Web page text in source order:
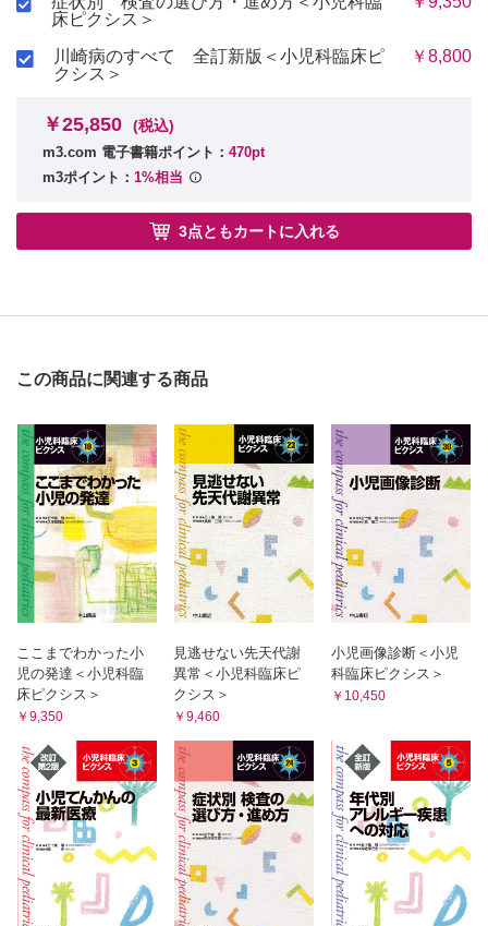
床ピクシス＞
川崎病のすべて 全訂新版＜小児科臨床ピ
クシス＞
￥8,800
￥25,850 (税込)
m3.com 電子書籍ポイント： 470pt
m3ポイント： 1%相当
3点ともカートに入れる
この商品に関連する商品
ここまでわかった小
児の発達＜小児科臨
床ピクシス＞
￥9,350
見逃せない先天代謝
異常＜小児科臨床ピ
クシス＞
￥9,460
小児画像診断＜小児
科臨床ピクシス＞
￥10,450